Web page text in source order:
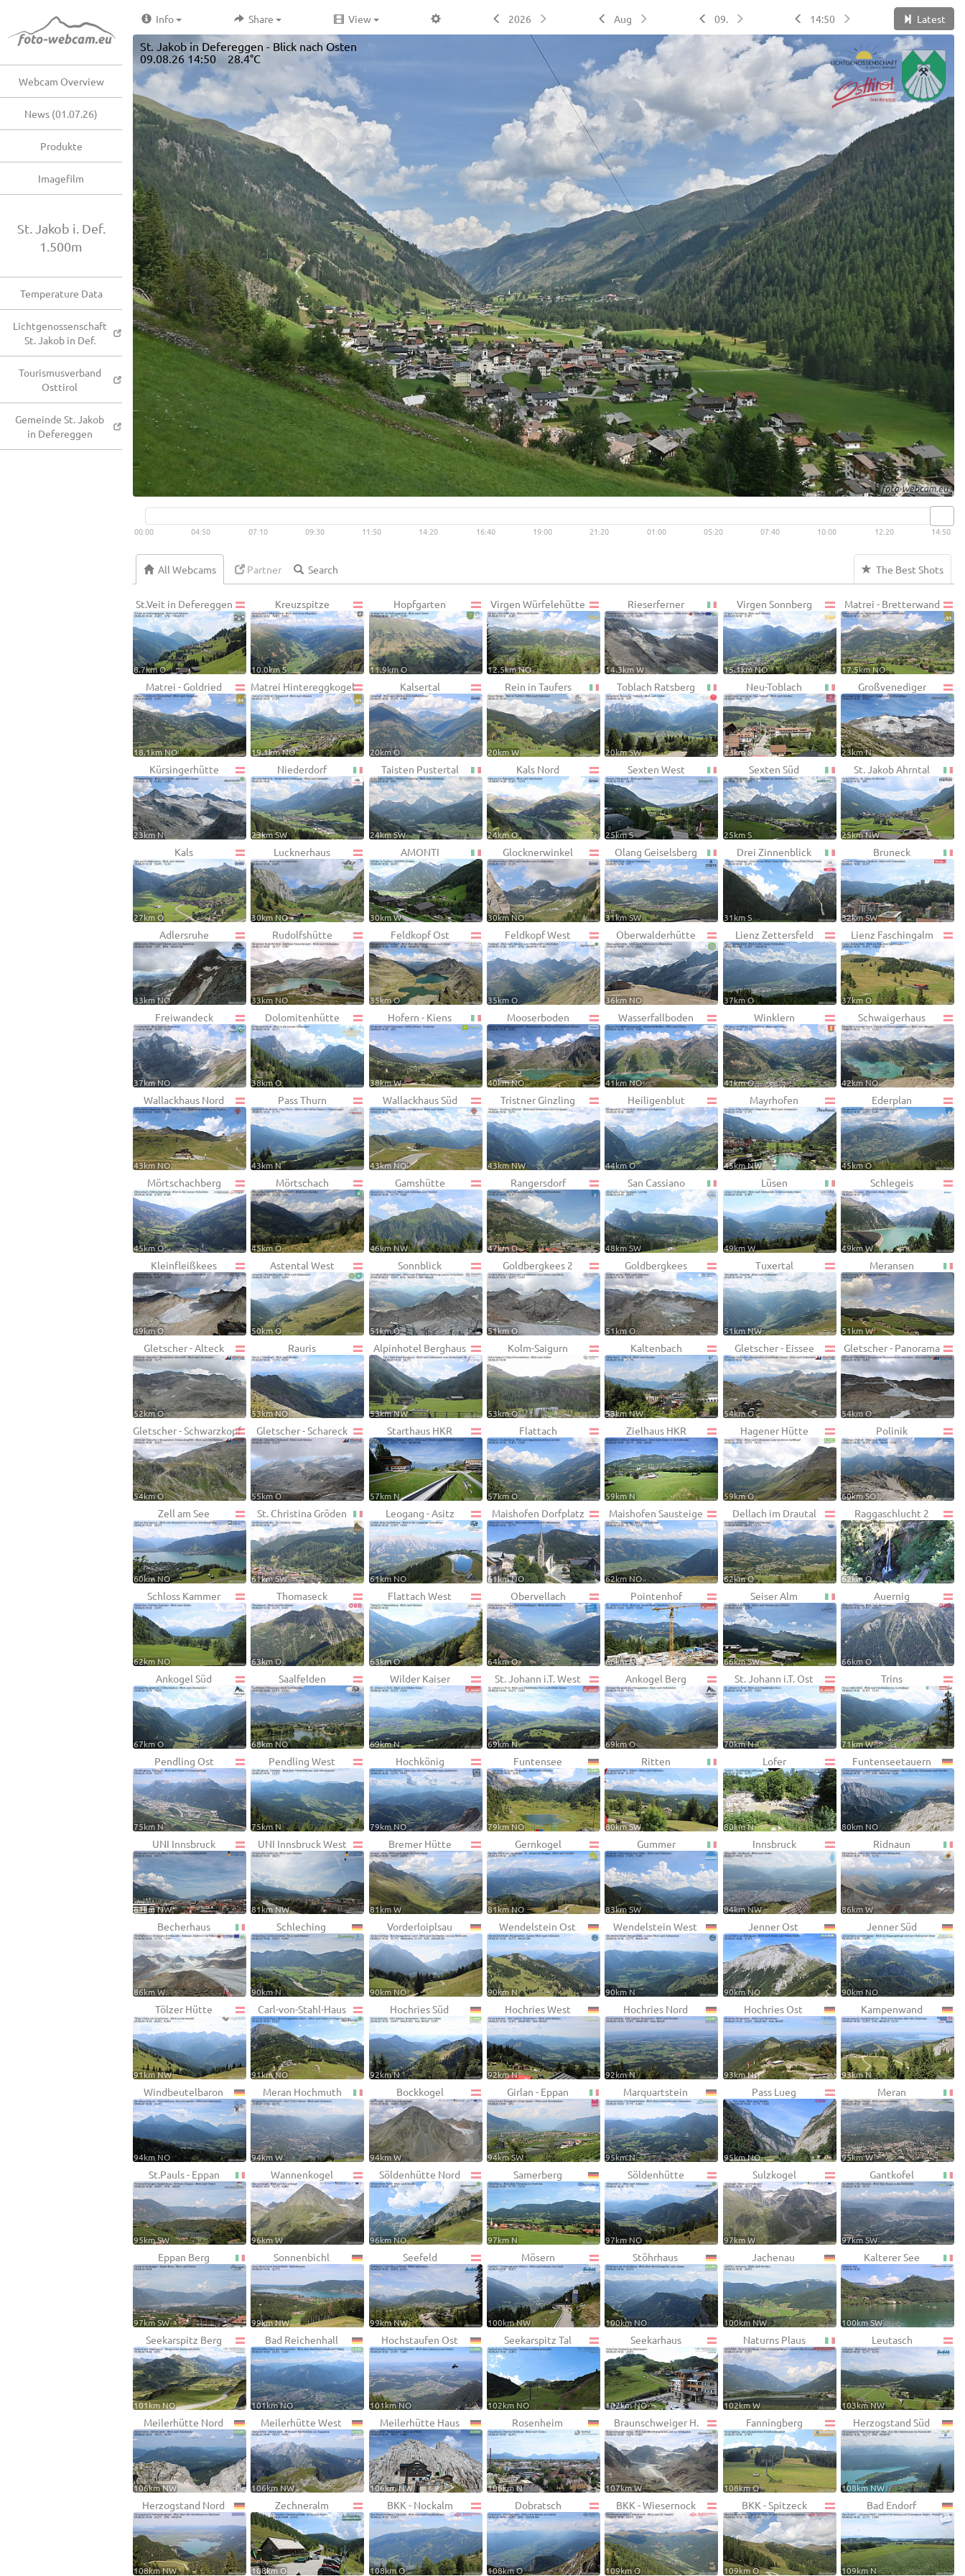
Webcam Overview
News (01.07.26)
Produkte
Imagefilm
St. Jakob i. Def.
1.500m
Temperature Data
Lichtgenossenschaft
St. Jakob in Def.
Tourismusverband
Osttirol
Gemeinde St. Jakob
in Defereggen
Info Share View 2026 Aug 09. 14:50 Latest
St. Jakob in Defereggen - Blick nach Osten
09.08.26 14:50 28.4°C
Live video available → View
00:00 04:50 07:10 09:30 11:50 14:20 16:40 19:00 21:20 01:00 05:20 07:40 10:00 12:20 14:50
All Webcams The Best Shots
Partner
St.Veit in Defereggen
8.7km O
Kreuzspitze
10.0km S
Hopfgarten
11.9km O
Virgen Würfelehütte
12.5km NO
Rieserferner
14.3km W
Virgen Sonnberg
15.1km NO
Matrei - Bretterwand
17.5km NO
Matrei - Goldried
18.1km NO
Matrei Hintereggkogel
19.1km NO
Kalsertal
20km O
Rein in Taufers
20km W
Toblach Ratsberg
20km SW
Neu-Toblach
23km S
Großvenediger
23km N
Kürsingerhütte
23km N
Niederdorf
23km SW
Taisten Pustertal
24km SW
Kals Nord
24km O
Sexten West
25km S
Sexten Süd
25km S
St. Jakob Ahrntal
25km NW
Kals
27km O
Lucknerhaus
30km NO
AMONTI
30km W
Glocknerwinkel
30km NO
Olang Geiselsberg
31km SW
Drei Zinnenblick
31km S
Bruneck
32km SW
Adlersruhe
33km NO
Rudolfshütte
33km NO
Feldkopf Ost
35km O
Feldkopf West
35km O
Oberwalderhütte
36km NO
Lienz Zettersfeld
37km O
Lienz Faschingalm
37km O
Freiwandeck
37km NO
Dolomitenhütte
38km O
Hofern - Kiens
38km W
Mooserboden
40km NO
Wasserfallboden
41km NO
Winklern
41km O
Schwaigerhaus
42km NO
Wallackhaus Nord
43km NO
Pass Thurn
43km N
Wallackhaus Süd
43km NO
Tristner Ginzling
43km NW
Heiligenblut
44km O
Mayrhofen
45km NW
Ederplan
45km O
Mörtschachberg
45km O
Mörtschach
45km O
Gamshütte
46km NW
Rangersdorf
47km O
San Cassiano
48km SW
Lüsen
49km W
Schlegeis
49km W
Kleinfleißkees
49km O
Astental West
50km O
Sonnblick
51km O
Goldbergkees 2
51km O
Goldbergkees
51km O
Tuxertal
51km NW
Meransen
51km W
Gletscher - Alteck
52km O
Rauris
53km NO
Alpinhotel Berghaus
53km NW
Kolm-Saigurn
53km O
Kaltenbach
53km NW
Gletscher - Eissee
54km O
Gletscher - Panorama
54km O
Gletscher - Schwarzkopf
54km O
Gletscher - Schareck
55km O
Starthaus HKR
57km N
Flattach
57km O
Zielhaus HKR
59km N
Hagener Hütte
59km O
Polinik
60km SO
Zell am See
60km NO
St. Christina Gröden
61km SW
Leogang - Asitz
61km NO
Maishofen Dorfplatz
61km NO
Maishofen Sausteige
62km NO
Dellach im Drautal
62km O
Raggaschlucht 2
62km O
Schloss Kammer
62km NO
Thomaseck
63km O
Flattach West
63km O
Obervellach
64km O
Pointenhof
66km N
Seiser Alm
66km SW
Auernig
66km O
Ankogel Süd
67km O
Saalfelden
68km NO
Wilder Kaiser
69km N
St. Johann i.T. West
69km N
Ankogel Berg
69km O
St. Johann i.T. Ost
70km N
Trins
71km W
Pendling Ost
75km N
Pendling West
75km N
Hochkönig
79km NO
Funtensee
79km NO
Ritten
80km SW
Lofer
80km N
Funtenseetauern
80km NO
UNI Innsbruck
81km NW
UNI Innsbruck West
81km NW
Bremer Hütte
81km W
Gernkogel
81km NO
Gummer
83km SW
Innsbruck
84km NW
Ridnaun
86km W
Becherhaus
86km W
Schleching
90km N
Vorderloiplsau
90km NO
Wendelstein Ost
90km N
Wendelstein West
90km N
Jenner Ost
90km NO
Jenner Süd
90km NO
Tölzer Hütte
91km NW
Carl-von-Stahl-Haus
91km NO
Hochries Süd
92km N
Hochries West
92km N
Hochries Nord
92km N
Hochries Ost
93km N
Kampenwand
93km N
Windbeutelbaron
94km NO
Meran Hochmuth
94km W
Bockkogel
94km W
Girlan - Eppan
94km SW
Marquartstein
95km N
Pass Lueg
95km NO
Meran
95km W
St.Pauls - Eppan
95km SW
Wannenkogel
96km W
Söldenhütte Nord
96km NO
Samerberg
97km N
Söldenhütte
97km NO
Sulzkogel
97km W
Gantkofel
97km SW
Eppan Berg
97km SW
Sonnenbichl
99km NW
Seefeld
99km NW
Mösern
100km NW
Stöhrhaus
100km NO
Jachenau
100km NW
Kalterer See
100km SW
Seekarspitz Berg
101km NO
Bad Reichenhall
101km NO
Hochstaufen Ost
101km NO
Seekarspitz Tal
102km NO
Seekarhaus
102km NO
Naturns Plaus
102km W
Leutasch
103km NW
Meilerhütte Nord
106km NW
Meilerhütte West
106km NW
Meilerhütte Haus
106km NW
Rosenheim
106km N
Braunschweiger H.
107km W
Fanningberg
108km O
Herzogstand Süd
108km NW
Herzogstand Nord
108km NW
Zechneralm
108km O
BKK - Nockalm
108km O
Dobratsch
108km O
BKK - Wiesernock
109km O
BKK - Spitzeck
109km O
Bad Endorf
109km N